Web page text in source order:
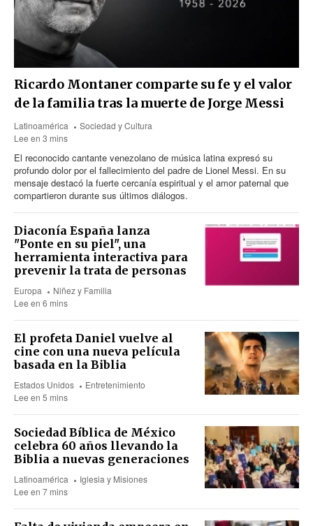
Ricardo Montaner comparte su fe y el valor
de la familia tras la muerte de Jorge Messi
Latinoamérica
Sociedad y Cultura
Lee en 3 mins
El reconocido cantante venezolano de música latina expresó su
profundo dolor por el fallecimiento del padre de Lionel Messi. En su
mensaje destacó la fuerte cercanía espiritual y el amor paternal que
compartieron durante sus últimos diálogos.
Diaconía España lanza
"Ponte en su piel", una
herramienta interactiva para
prevenir la trata de personas
Europa
Niñez y Familia
Lee en 6 mins
El profeta Daniel vuelve al
cine con una nueva película
basada en la Biblia
Estados Unidos
Entretenimiento
Lee en 5 mins
Sociedad Bíblica de México
celebra 60 años llevando la
Biblia a nuevas generaciones
Latinoamérica
Iglesia y Misiones
Lee en 7 mins